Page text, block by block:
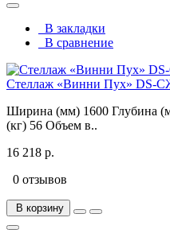
В закладки
В сравнение
Стеллаж «Винни Пух» DS-
Ширина (мм) 1600 Глубина
(кг) 56 Объем в..
16 218 р.
0 отзывов
В корзину